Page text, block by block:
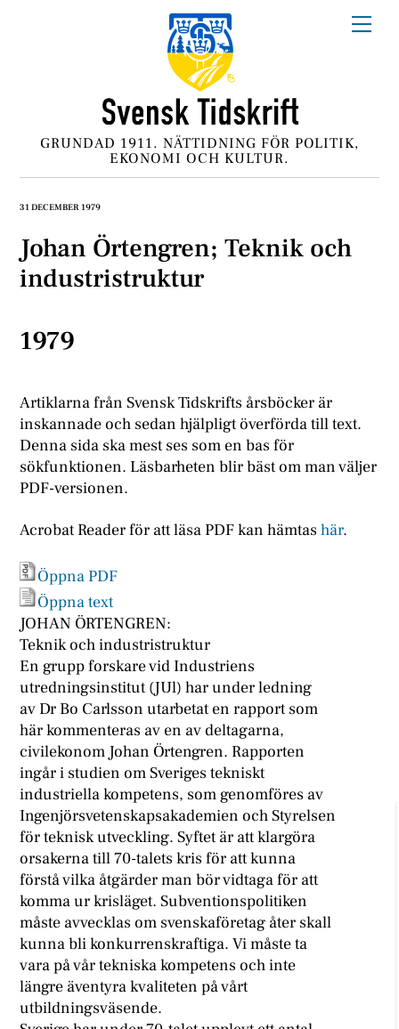
GRUNDAD 1911. NÄTTIDNING FÖR POLITIK,
EKONOMI OCH KULTUR.
31 DECEMBER 1979
Johan Örtengren; Teknik och
industristruktur
1979
Artiklarna från Svensk Tidskrifts årsböcker är
inskannade och sedan hjälpligt överförda till text.
Denna sida ska mest ses som en bas för
sökfunktionen. Läsbarheten blir bäst om man väljer
PDF-versionen.
Acrobat Reader för att läsa PDF kan hämtashär.
Öppna PDF
Öppna text
JOHAN ÖRTENGREN:
Teknik och industristruktur
En grupp forskare vid Industriens
utredningsinstitut (JUl) har under ledning
av Dr Bo Carlsson utarbetat en rapport som
här kommenteras av en av deltagarna,
civilekonom Johan Örtengren. Rapporten
ingår i studien om Sveriges tekniskt
industriella kompetens, som genomföres av
Ingenjörsvetenskapsakademien och Styrelsen
för teknisk utveckling. Syftet är att klargöra
orsakerna till 70-talets kris för att kunna
förstå vilka åtgärder man bör vidtaga för att
komma ur krisläget. Subventionspolitiken
måste avvecklas om svenskaföretag åter skall
kunna bli konkurrenskraftiga. Vi måste ta
vara på vår tekniska kompetens och inte
längre äventyra kvaliteten på vårt
utbildningsväsende.